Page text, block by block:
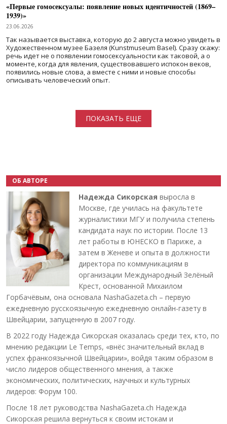
«Первые гомосексуалы: появление новых идентичностей (1869–
1939)»
23.06.2026
Так называется выставка, которую до 2 августа можно увидеть в
Художественном музее Базеля (Kunstmuseum Basel). Сразу скажу:
речь идет не о появлении гомосексуальности как таковой, а о
моменте, когда для явления, существовавшего испокон веков,
появились новые слова, а вместе с ними и новые способы
описывать человеческий опыт.
ПОКАЗАТЬ ЕЩЕ
ОБ АВТОРЕ
Надежда Сикорская выросла в
Москве, где училась на факультете
журналистики МГУ и получила степень
кандидата наук по истории. После 13
лет работы в ЮНЕСКО в Париже, а
затем в Женеве и опыта в должности
директора по коммуникациям в
организации Международный Зелёный
Крест, основанной Михаилом
Горбачёвым, она основала NashaGazeta.ch – первую
ежедневную русскоязычную ежедневную онлайн-газету в
Швейцарии, запущенную в 2007 году.
В 2022 году Надежда Сикорская оказалась среди тех, кто, по
мнению редакции Le Temps, «внёс значительный вклад в
успех франкоязычной Швейцарии», войдя таким образом в
число лидеров общественного мнения, а также
экономических, политических, научных и культурных
лидеров: Форум 100.
После 18 лет руководства NashaGazeta.ch Надежда
Сикорская решила вернуться к своим истокам и